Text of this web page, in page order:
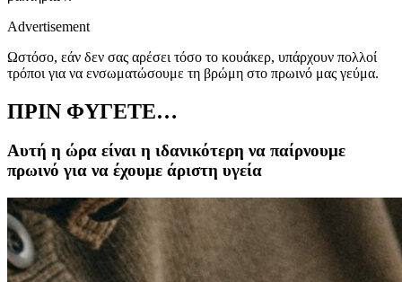
Advertisement
Ωστόσο, εάν δεν σας αρέσει τόσο το κουάκερ, υπάρχουν πολλοί
τρόποι για να ενσωματώσουμε τη βρώμη στο πρωινό μας γεύμα.
ΠΡΙΝ ΦΥΓΕΤΕ…
Αυτή η ώρα είναι η ιδανικότερη να παίρνουμε
πρωινό για να έχουμε άριστη υγεία